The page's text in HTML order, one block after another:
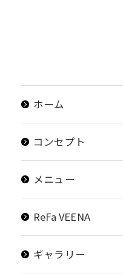
ホーム
コンセプト
メニュー
ReFa VEENA
ギャラリー